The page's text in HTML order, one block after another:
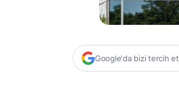
Google'da bizi tercih et